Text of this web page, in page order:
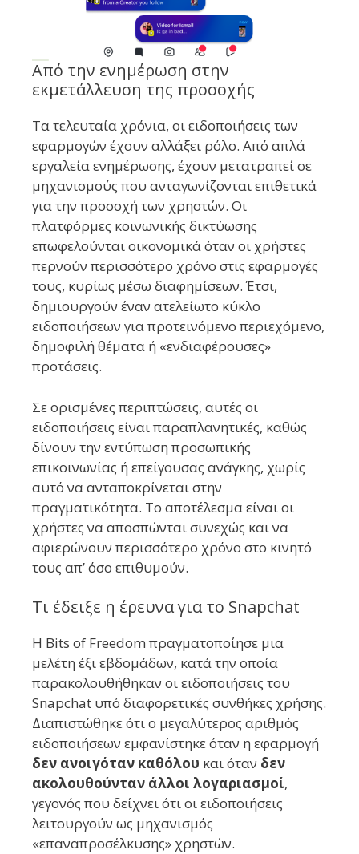
Από την ενημέρωση στην
εκμετάλλευση της προσοχής
Τα τελευταία χρόνια, οι ειδοποιήσεις των
εφαρμογών έχουν αλλάξει ρόλο. Από απλά
εργαλεία ενημέρωσης, έχουν μετατραπεί σε
μηχανισμούς που ανταγωνίζονται επιθετικά
για την προσοχή των χρηστών. Οι
πλατφόρμες κοινωνικής δικτύωσης
επωφελούνται οικονομικά όταν οι χρήστες
περνούν περισσότερο χρόνο στις εφαρμογές
τους, κυρίως μέσω διαφημίσεων. Έτσι,
δημιουργούν έναν ατελείωτο κύκλο
ειδοποιήσεων για προτεινόμενο περιεχόμενο,
δημοφιλή θέματα ή «ενδιαφέρουσες»
προτάσεις.
Σε ορισμένες περιπτώσεις, αυτές οι
ειδοποιήσεις είναι παραπλανητικές, καθώς
δίνουν την εντύπωση προσωπικής
επικοινωνίας ή επείγουσας ανάγκης, χωρίς
αυτό να ανταποκρίνεται στην
πραγματικότητα. Το αποτέλεσμα είναι οι
χρήστες να αποσπώνται συνεχώς και να
αφιερώνουν περισσότερο χρόνο στο κινητό
τους απ’ όσο επιθυμούν.
Τι έδειξε η έρευνα για το Snapchat
Η Bits of Freedom πραγματοποίησε μια
μελέτη έξι εβδομάδων, κατά την οποία
παρακολουθήθηκαν οι ειδοποιήσεις του
Snapchat υπό διαφορετικές συνθήκες χρήσης.
Διαπιστώθηκε ότι ο μεγαλύτερος αριθμός
ειδοποιήσεων εμφανίστηκε όταν η εφαρμογή
δεν ανοιγόταν καθόλου και όταν δεν
ακολουθούνταν άλλοι λογαριασμοί,
γεγονός που δείχνει ότι οι ειδοποιήσεις
λειτουργούν ως μηχανισμός
«επαναπροσέλκυσης» χρηστών.